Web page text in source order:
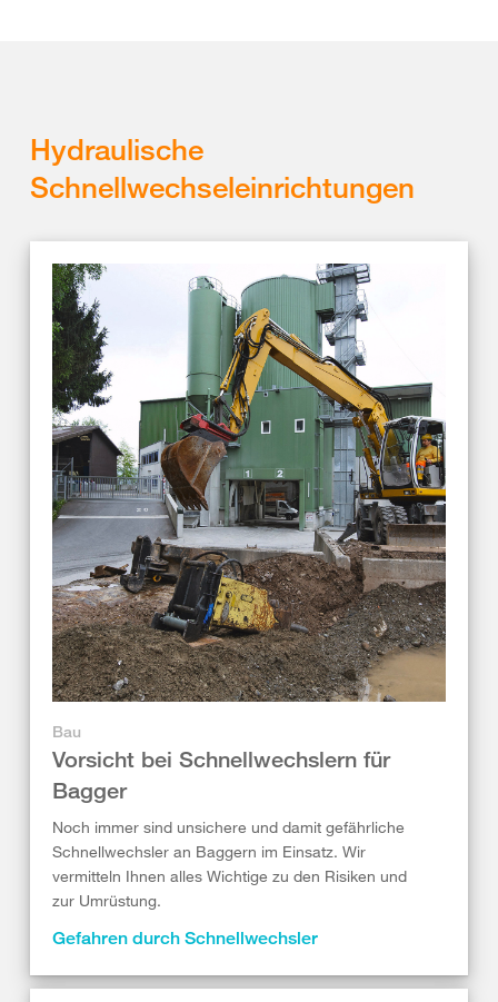
Hydraulische
Schnellwechseleinrichtungen
Bau
Vorsicht bei Schnellwechslern für
Bagger
Noch immer sind unsichere und damit gefährliche
Schnellwechsler an Baggern im Einsatz. Wir
vermitteln Ihnen alles Wichtige zu den Risiken und
zur Umrüstung.
Gefahren durch Schnellwechsler